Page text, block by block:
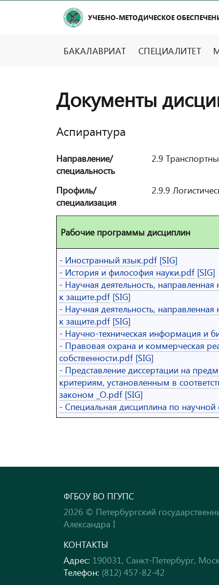
УЧЕБНО-МЕТОДИЧЕСКОЕ
БАКАЛАВРИАТ СПЕЦИАЛИТЕТ
Документы
Аспирантура
Направление/
специальность
2.9
Профиль/
специализация
2.9.9
Рабочие программы дисциплин
- Иностранный язык.pdf [SIG]
- История и философия науки.pdf [SIG]
- Нaучная деятельность,
к защите.pdf [SIG]
- Научная деятельность,
к защите.pdf [SIG]
- Научно-техническая информация и
- Правовая охрана и коммерческая
собственности.pdf [SIG]
- Представление диссертации на
критериям, установленным в
законом _О.pdf [SIG]
- Специальная дисциплина по научной
ФГБОУ ВО ПГУПС
2026 © Петербургский
Александра I
КОНТАКТЫ
Адрес: 190031, Санкт-Петербург,
Телефон: (812) 457-82-42